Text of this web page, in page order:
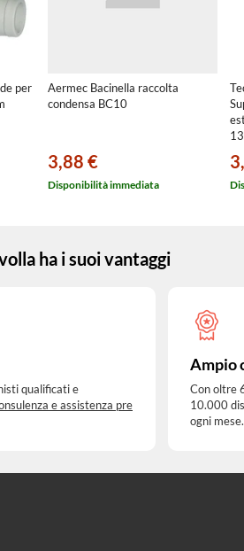
per
Aermec Bacinella raccolta
condensa BC10
3,88 €
Disponibilità immediata
ha i suoi vantaggi
qualificati e
e assistenza pre
Ampio
Con oltre
10.000
ogni mese.